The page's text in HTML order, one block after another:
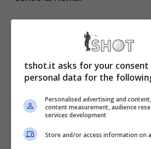
Juventus:
big, ecco come sta
Non arrivano buone notizie per
Allegri sorride a metà visto che
altro calciatore che è in dubbio
campionato contro la Roma.
tshot.it asks for your consent
personal data for the
Personalised advertising and
content measurement, audience
services development
Store and/or access information on